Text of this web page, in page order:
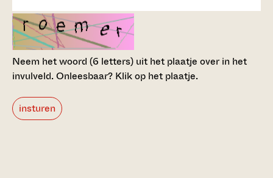
Neem het woord (6 letters) uit het plaatje over in het
invulveld.Onleesbaar? Klik op het plaatje.
insturen